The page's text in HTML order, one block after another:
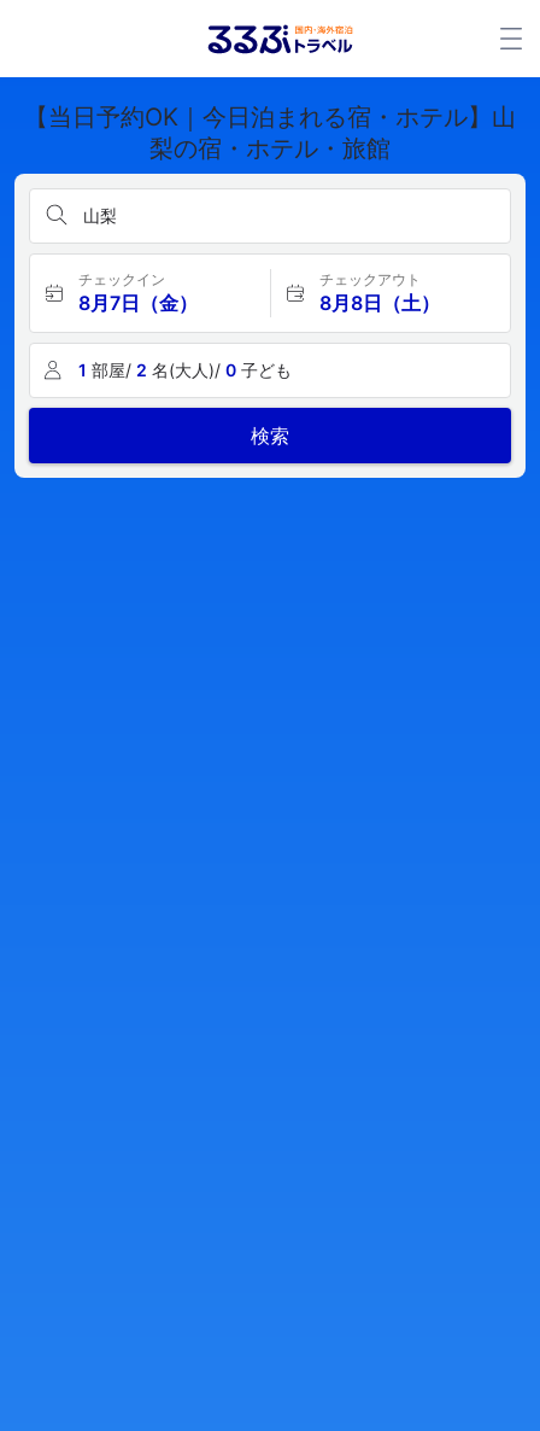
【当日予約OK｜今日泊まれる宿・ホテル】山
梨の宿・ホテル・旅館
山梨
チェックイン
8月7日（金）
チェックアウト
8月8日（土）
1 部屋/ 2 名(大人)/ 0 子ども
検索